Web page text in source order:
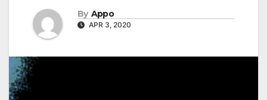
By Appo
APR 3, 2020